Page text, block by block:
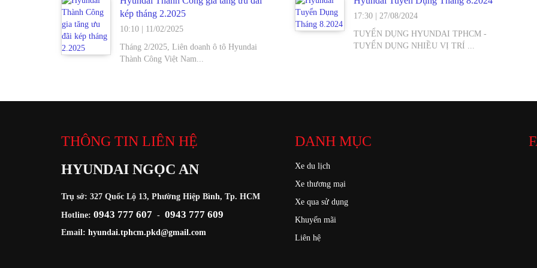
kép tháng 2.2025
10:10| 11/02/2025
Tháng 2/2025, Liên doanh ô tô Hyundai
Thành Công Việt Nam...
17:30| 27/08/2024
TUYỂN DỤNG HYUNDAI TPHCM -
TUYỂN DỤNG NHIỀU VỊ TRÍ ...
THÔNG TIN LIÊN HỆ
HYUNDAI NGỌC AN
Trụ sở: 327 Quốc Lộ 13, Phường Hiệp Bình, Tp. HCM
Hotline: 0943 777 607 - 0943 777 609
Email: hyundai.tphcm.pkd@gmail.com
DANH MỤC
Xe du lịch
Xe thương mại
Xe qua sử dụng
Khuyến mãi
Liên hệ